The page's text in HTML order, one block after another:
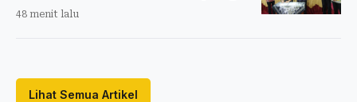
48 menit lalu
Lihat Semua Artikel